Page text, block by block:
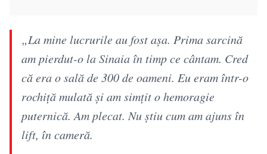
„La mine lucrurile au fost așa. Prima sarcină
am pierdut-o la Sinaia în timp ce cântam. Cred
că era o sală de 300 de oameni. Eu eram într-o
rochiță mulată și am simțit o hemoragie
puternică. Am plecat. Nu știu cum am ajuns în
lift, în cameră.